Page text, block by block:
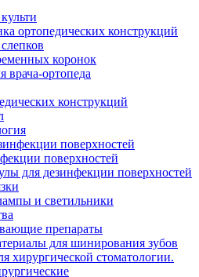
ортопедических конструкций
коронок
врача-ортопеда
конструкций
поверхностей
поверхностей
для дезинфекции поверхностей
и светильники
препараты
для шинирования зубов
хирургической стоматологии.